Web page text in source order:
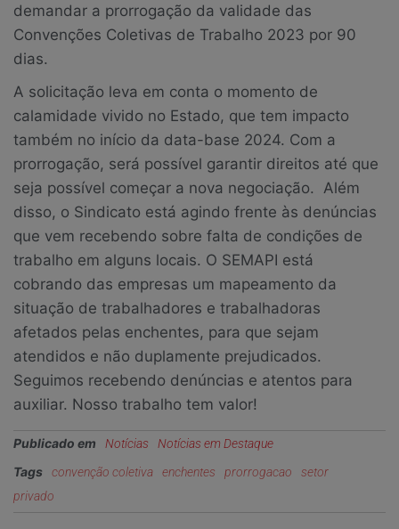
demandar a prorrogação da validade das
Convenções Coletivas de Trabalho 2023 por 90
dias.
A solicitação leva em conta o momento de
calamidade vivido no Estado, que tem impacto
também no início da data-base 2024. Com a
prorrogação, será possível garantir direitos até que
seja possível começar a nova negociação. Além
disso, o Sindicato está agindo frente às denúncias
que vem recebendo sobre falta de condições de
trabalho em alguns locais. O SEMAPI está
cobrando das empresas um mapeamento da
situação de trabalhadores e trabalhadoras
afetados pelas enchentes, para que sejam
atendidos e não duplamente prejudicados.
Seguimos recebendo denúncias e atentos para
auxiliar. Nosso trabalho tem valor!
Publicado em Notícias Notícias em Destaque
Tags convenção coletiva enchentes prorrogacao
setor
privado